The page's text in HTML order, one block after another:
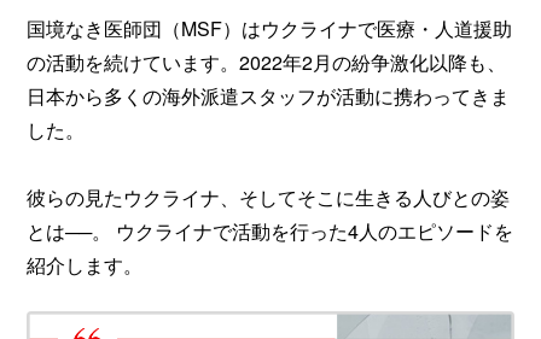
国境なき医師団（MSF）はウクライナで医療・人道援助
の活動を続けています。2022年2月の紛争激化以降も、
日本から多くの海外派遣スタッフが活動に携わってきま
した。
彼らの見たウクライナ、そしてそこに生きる人びとの姿
とは──。 ウクライナで活動を行った4人のエピソードを
紹介します。